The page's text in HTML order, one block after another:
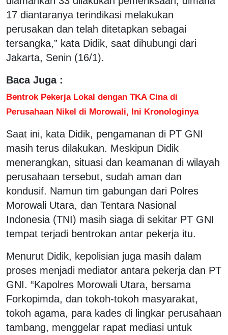
17 diantaranya terindikasi melakukan
perusakan dan telah ditetapkan sebagai
tersangka,” kata Didik, saat dihubungi dari
Jakarta, Senin (16/1).
Baca Juga :
Bentrok Pekerja Lokal dengan TKA Cina di
Perusahaan Nikel di Morowali, Ini Kronologinya
Saat ini, kata Didik, pengamanan di PT GNI
masih terus dilakukan. Meskipun Didik
menerangkan, situasi dan keamanan di wilayah
perusahaan tersebut, sudah aman dan
kondusif. Namun tim gabungan dari Polres
Morowali Utara, dan Tentara Nasional
Indonesia (TNI) masih siaga di sekitar PT GNI
tempat terjadi bentrokan antar pekerja itu.
Menurut Didik, kepolisian juga masih dalam
proses menjadi mediator antara pekerja dan PT
GNI. “Kapolres Morowali Utara, bersama
Forkopimda, dan tokoh-tokoh masyarakat,
tokoh agama, para kades di lingkar perusahaan
tambang, menggelar rapat mediasi untuk